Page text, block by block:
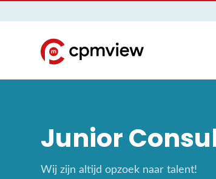
Junior
Wij zijn altijd opzoek naar talent!